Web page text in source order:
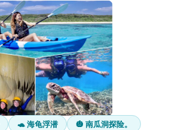
🐢 海龟浮潜
🎃 南瓜洞探险。